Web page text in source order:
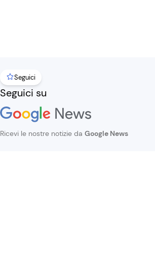
Seguici
Seguici su
Ricevi le nostre notizie da Google News